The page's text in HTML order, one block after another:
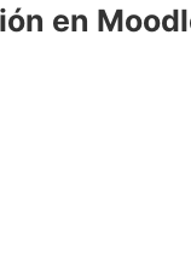
en